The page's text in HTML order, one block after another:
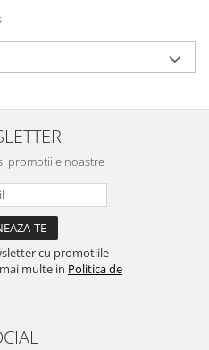
promotiile noastre
cu promotiile
multe in Politica de